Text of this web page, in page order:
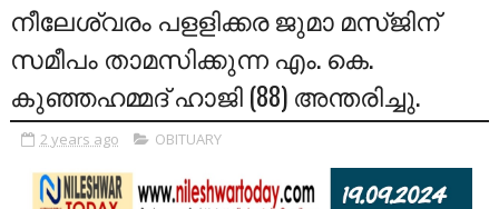
നീലേശ്വരം പളളിക്കര ജുമാ മസ്ജിന്
സമീപം താമസിക്കുന്ന എം. കെ.
കുഞ്ഞഹമ്മദ് ഹാജി (88) അന്തരിച്ചു.
2 years ago OBITUARY